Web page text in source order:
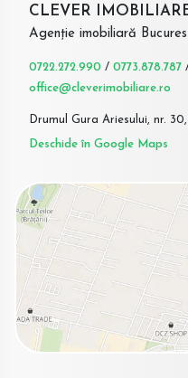
CLEVER
Agenție imobiliară
0722.272.990 / 0773.878.787
office@cleverimobiliare.ro
Drumul Gura Ariesului, nr.
Deschide în Google Maps